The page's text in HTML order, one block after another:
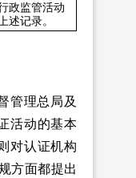
政监管活动
述记录。
管理总局及
活动的基本
对认证机构
方面都提出